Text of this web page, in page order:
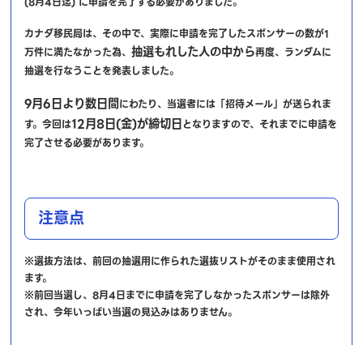
カナダ移民局は、その中で、実際に申請を完了したスポンサーの数が1
万件に満たなかった為、抽選もれした人の中から再度、ランダムに
抽選を行なうことを発表しました。
9月6日より数日間にわたり、当選者には「招待メール」が送られま
す。今回は12月8日(金)が締切日となりますので、それまでに申請を
完了させる必要があります。
注意点
※選抜方法は、前回の抽選用に作られた選抜リストがそのまま使用され
ます。
※前回当選し、8月4日までに申請を完了しなかったスポンサーは除外
され、今年いっぱい当選の見込みはありません。